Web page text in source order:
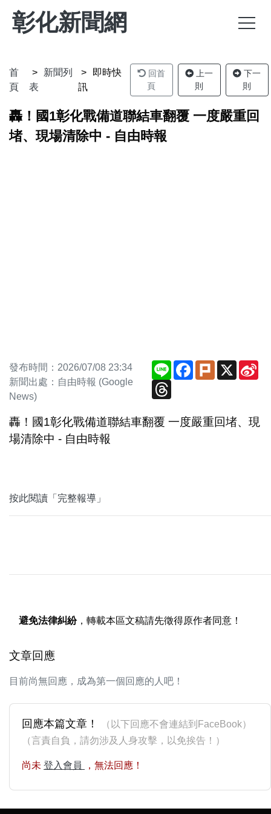
彰化新聞網
首
頁
新聞列
表
即時快
訊
回首
頁
上一
則
下一
則
轟！國1彰化戰備道聯結車翻覆 一度嚴重回
堵、現場清除中 - 自由時報
發布時間：2026/07/08 23:34
新聞出處：自由時報 (Google
News)
Line Facebook
Plurk X
轟！國1彰化戰備道聯結車翻覆 一度嚴重回堵、現
場清除中 - 自由時報
按此閱讀「完整報導」
避免法律糾紛，轉載本區文稿請先徵得原作者同意！
文章回應
目前尚無回應，成為第一個回應的人吧！
回應本篇文章！
（以下回應不會連結到FaceBook）
（言責自負，請勿涉及人身攻擊，以免挨告！）
尚未 登入會員 ，無法回應！